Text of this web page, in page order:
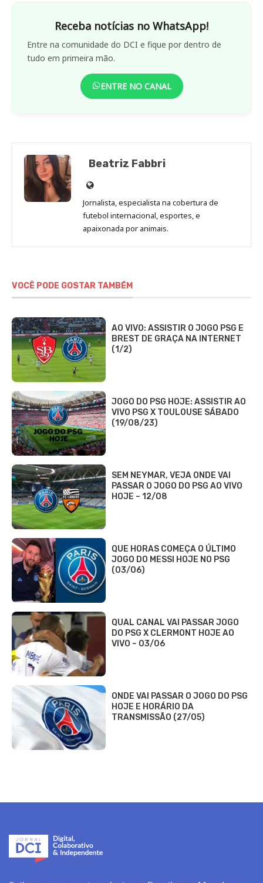
Receba notícias no WhatsApp!
Entre na comunidade do DCI e fique por dentro de
tudo em primeira mão.
ENTRE NO CANAL
Beatriz Fabbri
Site
de
Beatriz
Fabbri
Jornalista, especialista na cobertura de
futebol internacional, esportes, e
apaixonada por animais.
VOCÊ PODE GOSTAR TAMBÉM
AO VIVO: ASSISTIR O JOGO PSG E
BREST DE GRAÇA NA INTERNET
(1/2)
JOGO DO PSG HOJE: ASSISTIR AO
VIVO PSG X TOULOUSE SÁBADO
(19/08/23)
SEM NEYMAR, VEJA ONDE VAI
PASSAR O JOGO DO PSG AO VIVO
HOJE – 12/08
QUE HORAS COMEÇA O ÚLTIMO
JOGO DO MESSI HOJE NO PSG
(03/06)
QUAL CANAL VAI PASSAR JOGO
DO PSG X CLERMONT HOJE AO
VIVO – 03/06
ONDE VAI PASSAR O JOGO DO PSG
HOJE E HORÁRIO DA
TRANSMISSÃO (27/05)